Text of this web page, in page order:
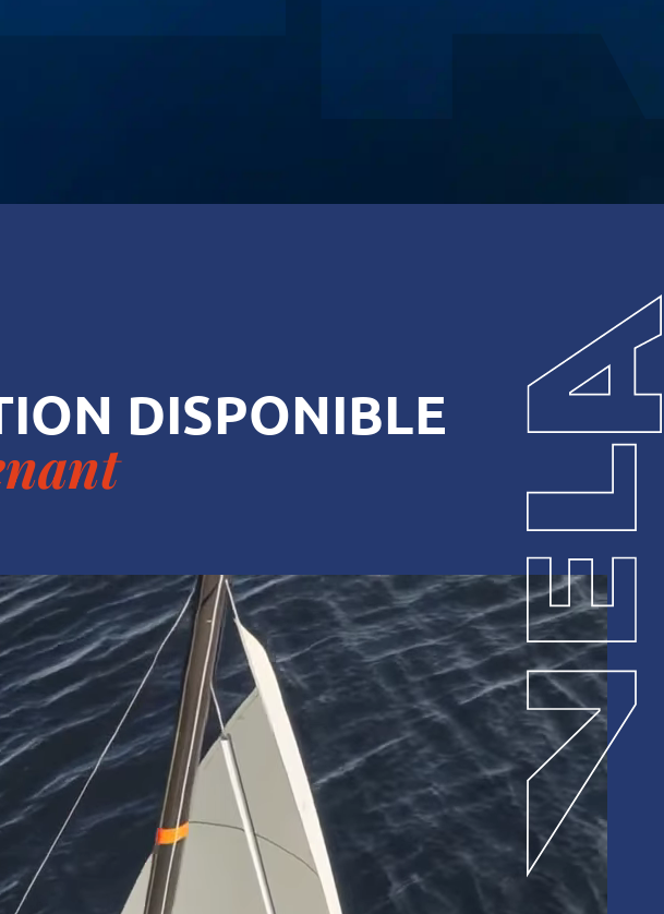
DISPONIBLE